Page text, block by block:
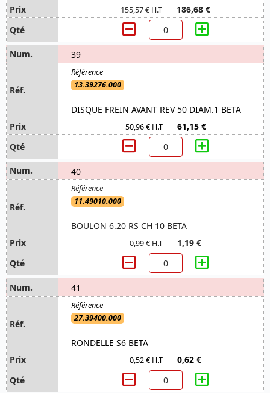
155,57 € H.T 186,68 €
39
13.39276.000
DISQUE FREIN AVANT REV 50 DIAM.1 BETA
50,96 € H.T 61,15 €
40
11.49010.000
BOULON 6.20 RS CH 10 BETA
0,99 € H.T 1,19 €
41
27.39400.000
RONDELLE S6 BETA
0,52 € H.T 0,62 €